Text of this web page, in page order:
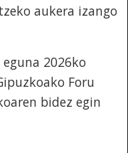
aukera izango
2026ko
Foru
bidez egin